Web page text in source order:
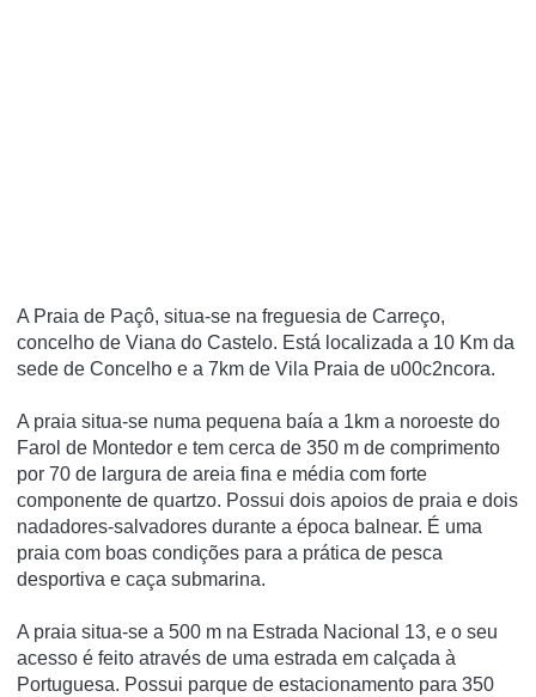
A Praia de Paçô, situa-se na freguesia de Carreço,
concelho de Viana do Castelo. Está localizada a 10 Km da
sede de Concelho e a 7km de Vila Praia de u00c2ncora.
A praia situa-se numa pequena baí­a a 1km a noroeste do
Farol de Montedor e tem cerca de 350 m de comprimento
por 70 de largura de areia fina e média com forte
componente de quartzo. Possui dois apoios de praia e dois
nadadores-salvadores durante a época balnear. É uma
praia com boas condições para a prática de pesca
desportiva e caça submarina.
A praia situa-se a 500 m na Estrada Nacional 13, e o seu
acesso é feito através de uma estrada em calçada à
Portuguesa. Possui parque de estacionamento para 350